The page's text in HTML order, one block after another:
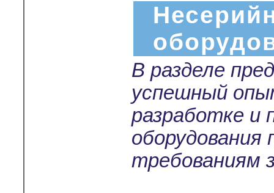
В разделе
успешный
разработке и
оборудования
требованиям